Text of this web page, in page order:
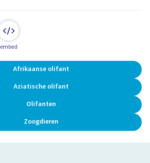
embed
Afrikaanse olifant
Aziatische olifant
Olifanten
Zoogdieren